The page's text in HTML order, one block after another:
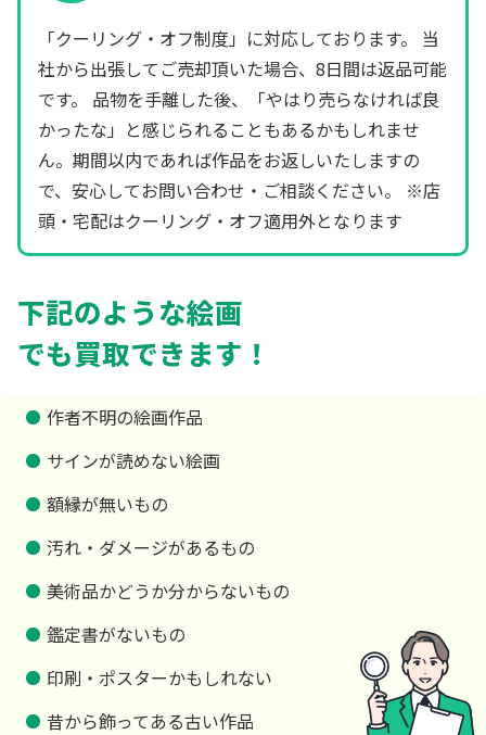
「クーリング・オフ制度」に対応しております。 当
社から出張してご売却頂いた場合、8日間は返品可能
です。 品物を手離した後、「やはり売らなければ良
かったな」と感じられることもあるかもしれませ
ん。期間以内であれば作品をお返しいたしますの
で、安心してお問い合わせ・ご相談ください。 ※店
頭・宅配はクーリング・オフ適用外となります
下記のような絵画
でも買取できます！
作者不明の絵画作品
サインが読めない絵画
額縁が無いもの
汚れ・ダメージがあるもの
美術品かどうか分からないもの
鑑定書がないもの
印刷・ポスターかもしれない
昔から飾ってある古い作品